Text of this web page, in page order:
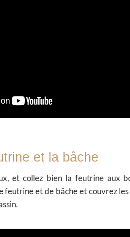
et la bâche
et collez bien la feutrine aux
feutrine et de bâche et couvrez